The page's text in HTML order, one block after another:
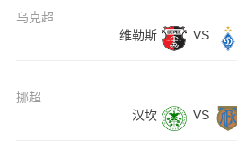
乌克超
维勒斯
VS
挪超
汉坎
VS